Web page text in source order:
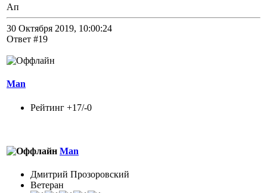
Ап
30 Октября 2019, 10:00:24
Ответ #19
Man
Рейтинг +17/-0
Man
Дмитрий Прозоровский
Ветеран